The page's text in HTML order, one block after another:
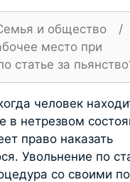
и общество /
место при
статье за
человек
в нетрезвом
право наказать
Увольнение по
со своими